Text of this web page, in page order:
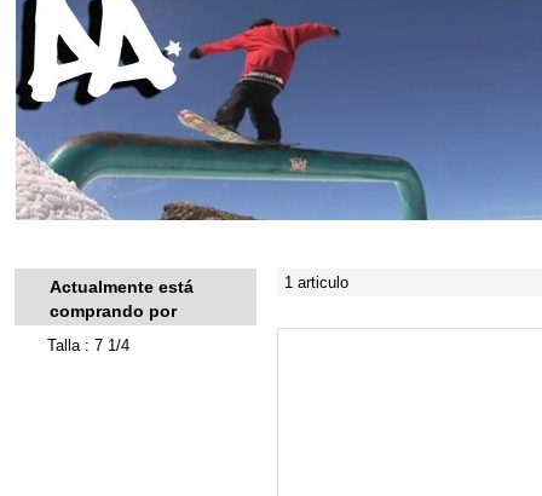
Actualmente está
comprando por
Talla : 7 1/4
1 articulo